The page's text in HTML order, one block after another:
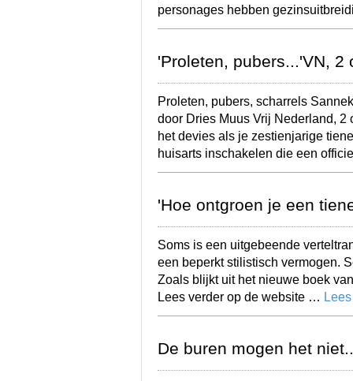
personages hebben
'Proleten, pubers...'VN, 2
Proleten, pubers, scharrels
door Dries Muus Vrij Nederland,
het devies als je zestienjarige
huisarts inschakelen die een
'Hoe ontgroen je een
Soms is een uitgebeende
een beperkt stilistisch vermogen.
Zoals blijkt uit het nieuwe boek
Lees verder op de website …
De buren mogen het